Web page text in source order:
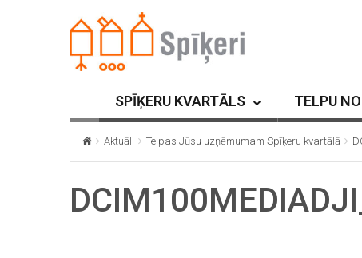
SPĪĶERU KVARTĀLS TELPU
Aktuāli Telpas Jūsu uzņēmumam Spīķeru kvartālā